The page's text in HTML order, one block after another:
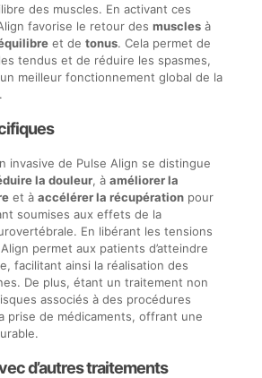
des muscles. En activant ces
favorise le retour des musclesà
et de tonus. Cela permet de
tendus et de réduire les spasmes,
meilleur fonctionnement global de la
invasive de Pulse Align se distingue
la douleur, à améliorer la
et à accélérer la récupérationpour
soumises aux effets de la
En libérant les tensions
permet aux patients d’atteindre
facilitant ainsi la réalisation des
De plus, étant un traitement non
associés à des procédures
prise de médicaments, offrant une
d’autres traitements